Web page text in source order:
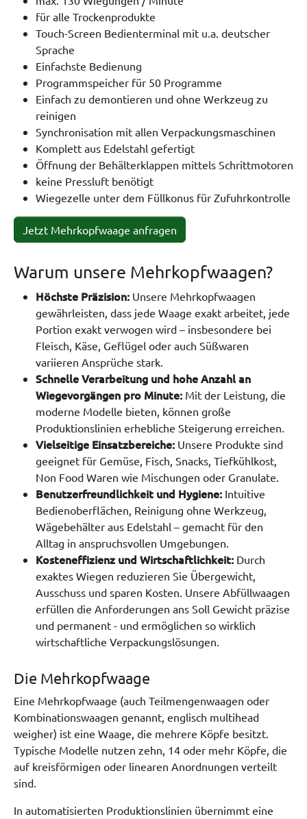
für alle Trockenprodukte
Touch-Screen Bedienterminal mit u.a. deutscher
Sprache
Einfachste Bedienung
Programmspeicher für 50 Programme
Einfach zu demontieren und ohne Werkzeug zu
reinigen
Synchronisation mit allen Verpackungsmaschinen
Komplett aus Edelstahl gefertigt
Öffnung der Behälterklappen mittels Schrittmotoren
keine Pressluft benötigt
Wiegezelle unter dem Füllkonus für Zufuhrkontrolle
Jetzt Mehrkopfwaage anfragen
Warum unsere Mehrkopfwaagen?
Höchste Präzision: Unsere Mehrkopfwaagen
gewährleisten, dass jede Waage exakt arbeitet, jede
Portion exakt verwogen wird – insbesondere bei
Fleisch, Käse, Geflügel oder auch Süßwaren
variieren Ansprüche stark.
Schnelle Verarbeitung und hohe Anzahl an
Wiegevorgängen pro Minute: Mit der Leistung, die
moderne Modelle bieten, können große
Produktionslinien erhebliche Steigerung erreichen.
Vielseitige Einsatzbereiche: Unsere Produkte sind
geeignet für Gemüse, Fisch, Snacks, Tiefkühlkost,
Non Food Waren wie Mischungen oder Granulate.
Benutzerfreundlichkeit und Hygiene: Intuitive
Bedienoberflächen, Reinigung ohne Werkzeug,
Wägebehälter aus Edelstahl – gemacht für den
Alltag in anspruchsvollen Umgebungen.
Kosteneffizienz und Wirtschaftlichkeit: Durch
exaktes Wiegen reduzieren Sie Übergewicht,
Ausschuss und sparen Kosten. Unsere Abfüllwaagen
erfüllen die Anforderungen ans Soll Gewicht präzise
und permanent - und ermöglichen so wirklich
wirtschaftliche Verpackungslösungen.
Die Mehrkopfwaage
Eine Mehrkopfwaage (auch Teilmengenwaagen oder
Kombinationswaagen genannt, englisch multihead
weigher) ist eine Waage, die mehrere Köpfe besitzt.
Typische Modelle nutzen zehn, 14 oder mehr Köpfe, die
auf kreisförmigen oder linearen Anordnungen verteilt
sind.
In automatisierten Produktionslinien übernimmt eine